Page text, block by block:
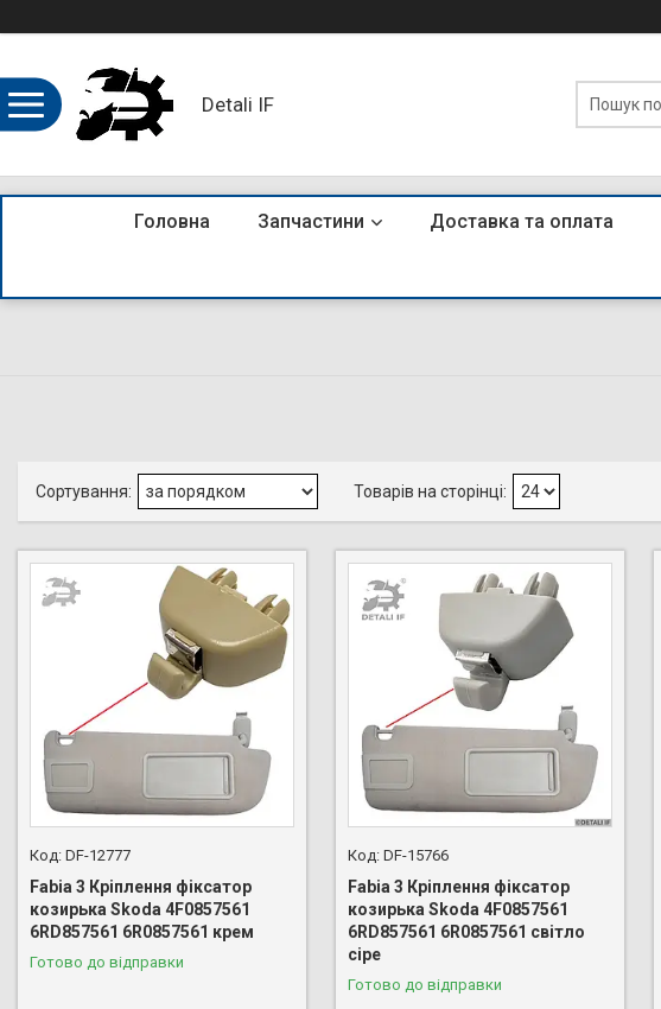
Detali IF
Головна Запчастини Доставка та оплата
DF-12777
Fabia 3 Кріплення фіксатор
козирька Skoda 4F0857561
6RD857561 6R0857561 крем
Готово до відправки
DF-15766
Fabia 3 Кріплення фіксатор
козирька Skoda 4F0857561
6RD857561 6R0857561 світло
сіре
Готово до відправки